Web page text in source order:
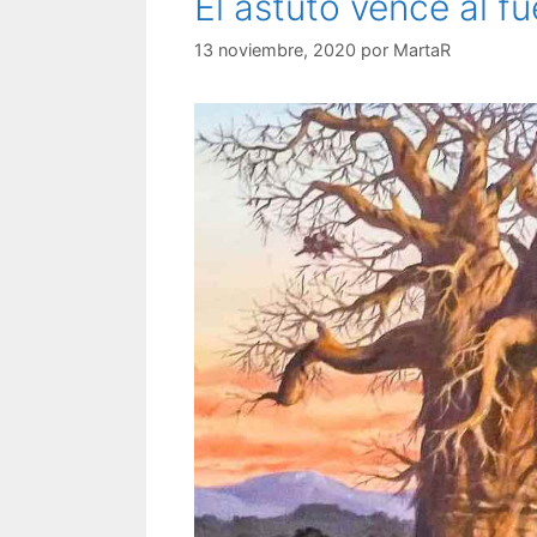
13 noviembre, 2020 por MartaR